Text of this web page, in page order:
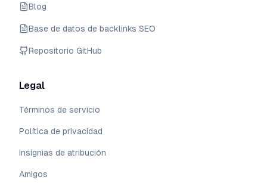
Blog
Base de datos de backlinks SEO
Repositorio GitHub
Legal
Términos de servicio
Política de privacidad
Insignias de atribución
Amigos